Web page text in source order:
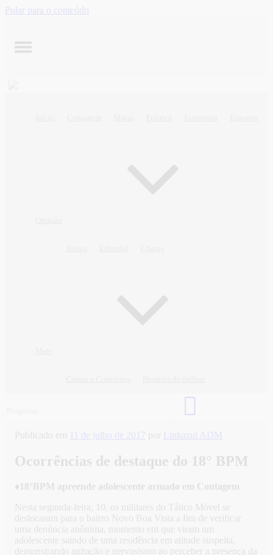
Pular para o conteúdo
Publicado em 11 de julho de 2017 por Linkazul ADM
Ocorrências de destaque do 18° BPM
♦18°BPM apreende adolescente armado em Contagem
Nesta segunda-feira, 10, os militares do Tático Móvel se
deslocaram para o bairro Novo Boa Vista a fim de verificar
uma denúncia anônima, momento em que viram um
adolescente saindo de uma residência em atitude suspeita,
demonstrando agitação e nervosismo ao perceber a presença da